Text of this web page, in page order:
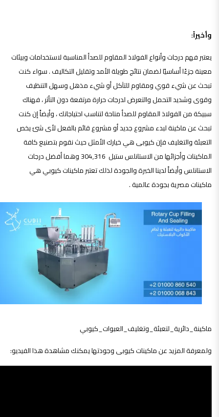
وأخيراً:
يعتبر فهم درجات وأنواع الفولاذ المقاوم للصدأ المناسبة لاستخدامات وبيئات
معينة جزءًا أساسيًا لضمان نتائج طويلة الأمد وتقليل التكاليف . سواء كنت
تبحث عن شيء قوي ومقاوم للتآكل أو شيء مذهل وسهل التنظيف
وقوى وشديد التحمل والتعرض لدرجات حرارة مرتفعة دون التأثر ، فهناك
سبيكة من الفولاذ المقاوم للصدأ متاحة لتناسب احتياجاتك ، وأيضاً إن كنت
تبحث عن ماكينة لبدء مشروع جديد أو مشروع قائم بالفعل لأى شئ يخص
التعبئة والتغليف فإن كيوبى هي خيارك الأمثل حيث نقوم بتصنيع كافة
الماكينات وأجزائها من الاستانلس ستيل 304,316 وهما أفضل درجات
الاستانلس وأيضاً لدينا الخبرة والجودة لذلك تعتبر ماكينات كيوبي هي
ماكينات مصرية بجودة عالمية .
ماكينة_دائرية_لتعبئة_وتغليف_العبوات_كيوبي
ولمعرفة المزيد عن ماكينات كيوبى وجودتها يمكنك مشاهدة هذا الفيديو: